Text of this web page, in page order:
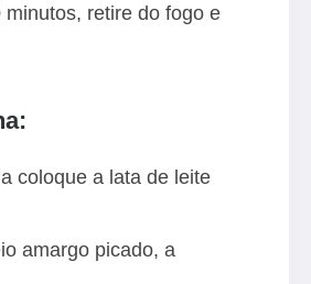
minutos, retire do fogo e
coloque a lata de leite
amargo picado, a